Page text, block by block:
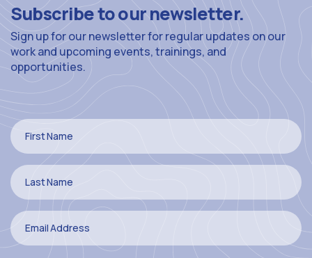
Subscribe to our newsletter.
Sign up for our newsletter for regular updates on our
work and upcoming events, trainings, and
opportunities.